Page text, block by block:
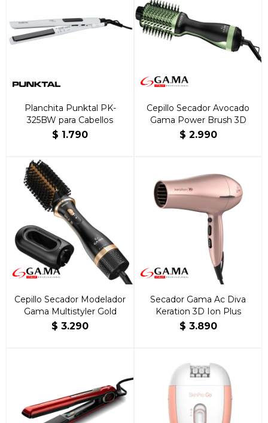
Planchita Punktal PK-
325BW para Cabellos
$ 1.790
Cepillo Secador Avocado
Gama Power Brush 3D
$ 2.990
Cepillo Secador Modelador
Gama Multistyler Gold
$ 3.290
Secador Gama Ac Diva
Keration 3D Ion Plus
$ 3.890